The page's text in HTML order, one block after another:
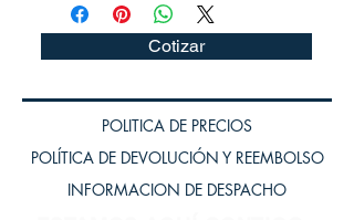
Cotizar
POLITICA DE PRECIOS
POLÍTICA DE DEVOLUCIÓN Y REEMBOLSO
INFORMACION DE DESPACHO